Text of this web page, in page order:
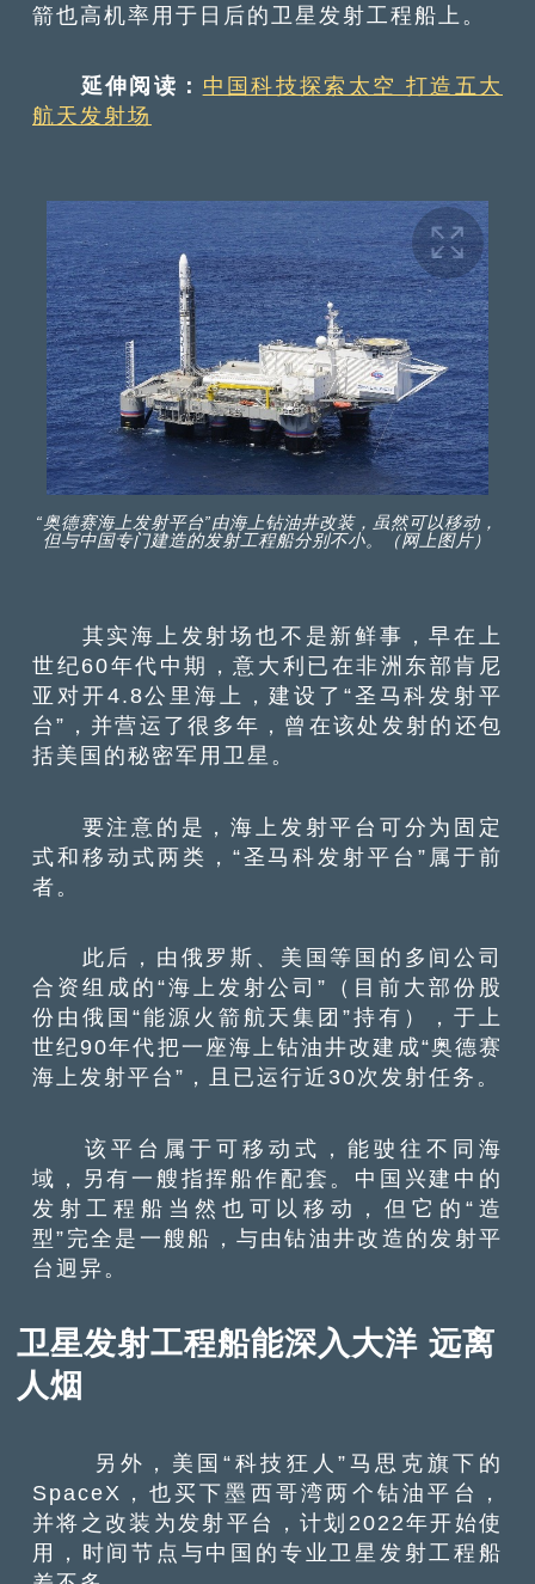
箭也高机率用于日后的卫星发射工程船上。
延伸阅读： 中国科技探索太空 打造五大
航天发射场
“奥德赛海上发射平台”由海上钻油井改装，虽然可以移动，
但与中国专门建造的发射工程船分别不小。（网上图片）
其实海上发射场也不是新鲜事，早在上
世纪60年代中期，意大利已在非洲东部肯尼
亚对开4.8公里海上，建设了“圣马科发射平
台”，并营运了很多年，曾在该处发射的还包
括美国的秘密军用卫星。
要注意的是，海上发射平台可分为固定
式和移动式两类，“圣马科发射平台”属于前
者。
此后，由俄罗斯、美国等国的多间公司
合资组成的“海上发射公司”（目前大部份股
份由俄国“能源火箭航天集团”持有），于上
世纪90年代把一座海上钻油井改建成“奥德赛
海上发射平台”，且已运行近30次发射任务。
该平台属于可移动式，能驶往不同海
域，另有一艘指挥船作配套。中国兴建中的
发射工程船当然也可以移动，但它的“造
型”完全是一艘船，与由钻油井改造的发射平
台迥异。
卫星发射工程船能深入大洋 远离
人烟
另外，美国“科技狂人”马思克旗下的
SpaceX，也买下墨西哥湾两个钻油平台，
并将之改装为发射平台，计划2022年开始使
用，时间节点与中国的专业卫星发射工程船